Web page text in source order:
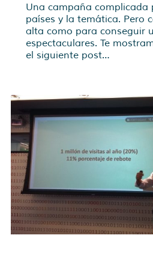
Una campaña complicada
países y la temática. Pero
alta como para conseguir
espectaculares. Te
el siguiente post…